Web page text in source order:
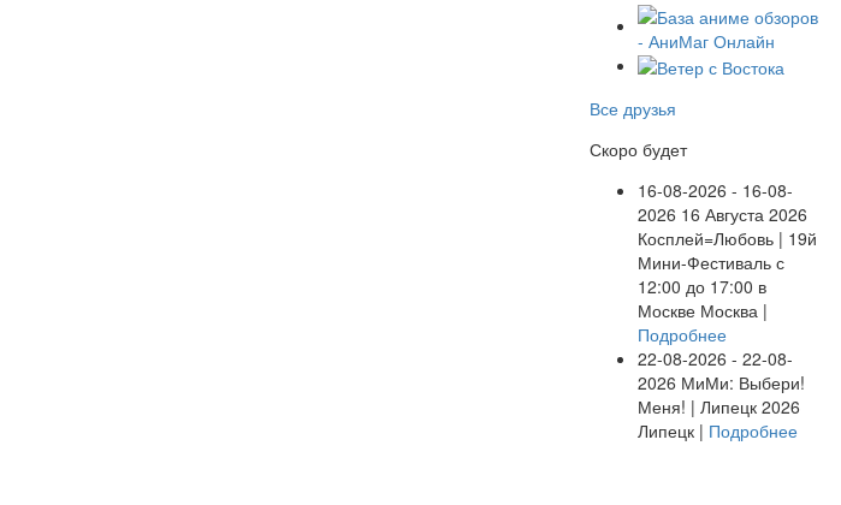
Все друзья
Скоро будет
16-08-2026 - 16-08-
2026 16 Августа 2026
Косплей=Любовь | 19й
Мини-Фестиваль с
12:00 до 17:00 в
Москве Москва |
Подробнее
22-08-2026 - 22-08-
2026 МиМи: Выбери!
Меня! | Липецк 2026
Липецк | Подробнее